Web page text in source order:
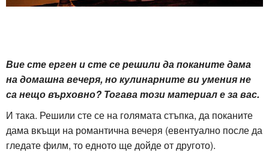
Вие сте ерген и сте се решили да поканите дама
на домашна вечеря, но кулинарните ви умения не
са нещо върховно? Тогава този материал е за вас.
И така. Решили сте се на голямата стъпка, да поканите
дама вкъщи на романтична вечеря (евентуално после да
гледате филм, то едното ще дойде от другото).